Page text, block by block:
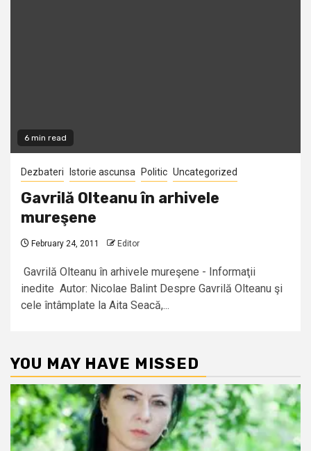
6 min read
Dezbateri Istorie ascunsa Politic Uncategorized
Gavrilă Olteanu în arhivele
mureşene
February 24, 2011 Editor
Gavrilă Olteanu în arhivele mureşene - Informaţii
inedite Autor: Nicolae Balint Despre Gavrilă Olteanu şi
cele întâmplate la Aita Seacă,...
YOU MAY HAVE MISSED